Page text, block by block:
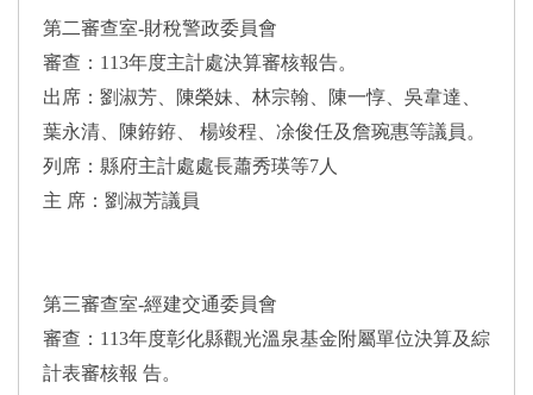
第二審查室-財稅警政委員會
審查：113年度主計處決算審核報告。
出席：劉淑芳、陳榮妹、林宗翰、陳一惇、吳韋達、
葉永清、陳銌銌、 楊竣程、凃俊任及詹琬惠等議員。
列席：縣府主計處處長蕭秀瑛等7人
主 席：劉淑芳議員
第三審查室-經建交通委員會
審查：113年度彰化縣觀光溫泉基金附屬單位決算及綜
計表審核報 告。